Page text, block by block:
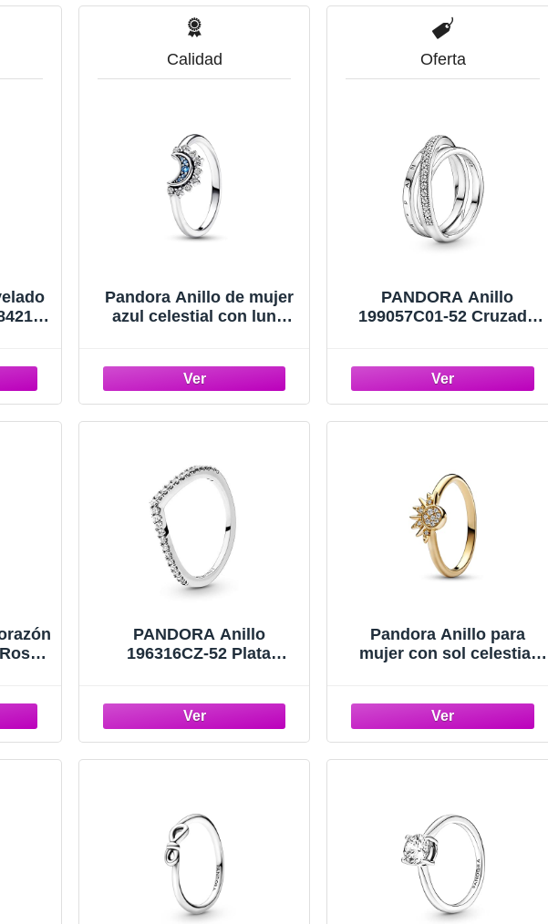
Calidad
Pandora Anillo de mujer
azul celestial con luna
Oferta
PANDORA Anillo
199057C01-52 Cruzado
PANDORA Anillo
196316CZ-52 Plata
Pandora Anillo para
mujer con sol celestial